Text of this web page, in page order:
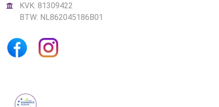
KVK: 81309422
BTW: NL862045186B01